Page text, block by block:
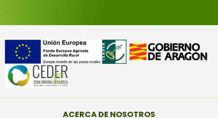
ACERCA DE NOSOTROS